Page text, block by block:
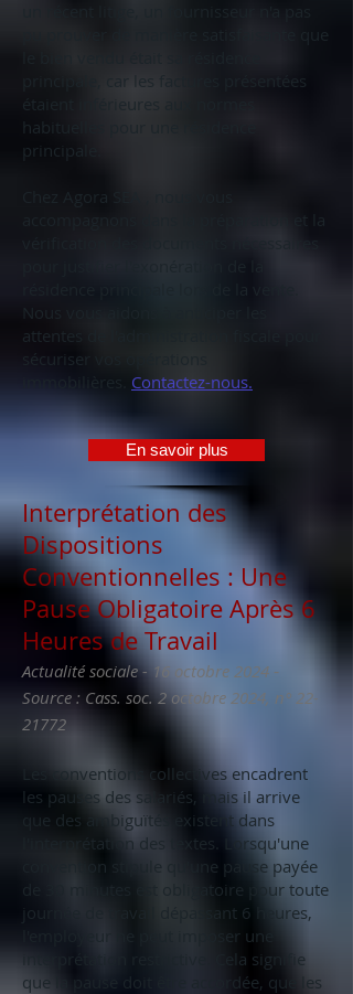
principale, car les factures présentées
étaient inférieures aux normes
habituelles pour une résidence
principale.
Nous vous aidons à anticiper les
attentes de l'administration fiscale pour
sécuriser vos opérations
Contactez-nous.
En savoir plus
Interprétation des
Dispositions
Conventionnelles : Une
Pause Obligatoire Après 6
Heures de Travail
Actualité sociale - 16 octobre 2024 -
Source : Cass. soc. 2 octobre 2024, n° 22-
21772
Les conventions collectives encadrent
les pauses des salariés, mais il arrive
que des ambiguïtés existent dans
l'interprétation des textes. Lorsqu'une
convention stipule qu'une pause payée
de 30 minutes est obligatoire pour toute
journée de travail dépassant 6 heures,
l'employeur ne peut imposer une
interprétation restrictive. Cela signifie
que la pause doit être accordée, que les